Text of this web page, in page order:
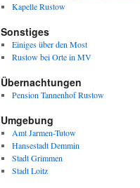
Kapelle Rustow
Sonstiges
Einiges über den Most
Rustow bei Orte in MV
Übernachtungen
Pension Tannenhof Rustow
Umgebung
Amt Jarmen-Tutow
Hansestadt Demmin
Stadt Grimmen
Stadt Loitz